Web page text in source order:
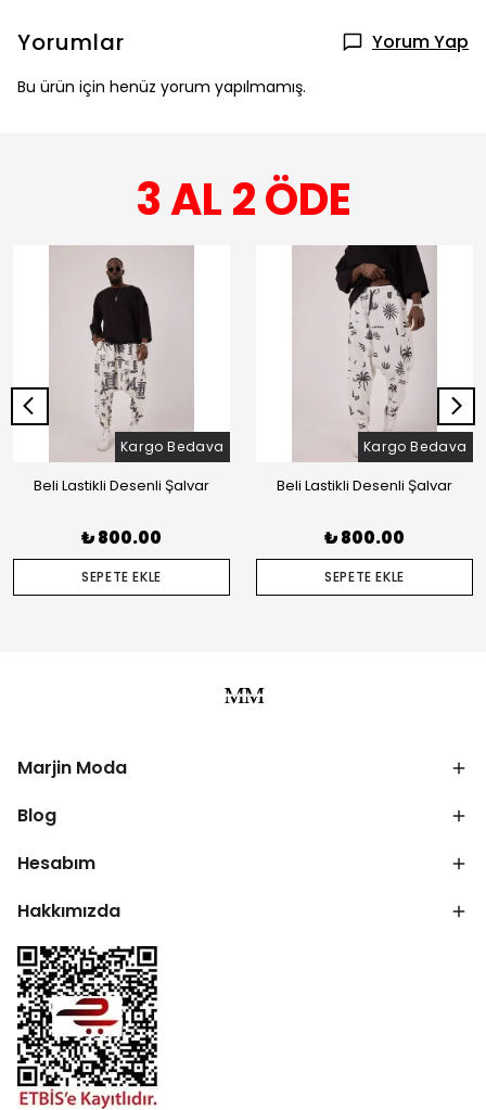
Yorumlar Yorum Yap
Bu ürün için henüz yorum yapılmamış.
3 AL 2 ÖDE
Kargo Bedava
Beli Lastikli Desenli Şalvar
₺ 800.00
SEPETE EKLE
Kargo Bedava
Beli Lastikli Desenli Şalvar
₺ 800.00
SEPETE EKLE
Marjin Moda
Blog
Hesabım
Hakkımızda